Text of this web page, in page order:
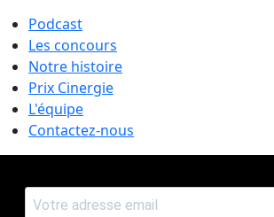
Podcast
Les concours
Notre histoire
Prix Cinergie
L'équipe
Contactez-nous